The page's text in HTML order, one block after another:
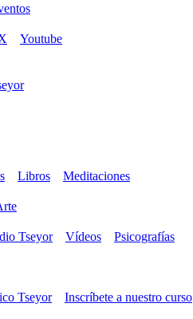
Youtube
Libros
Meditaciones
Tseyor Vídeos Psicografías
Tseyor
Inscríbete a nuestro curso